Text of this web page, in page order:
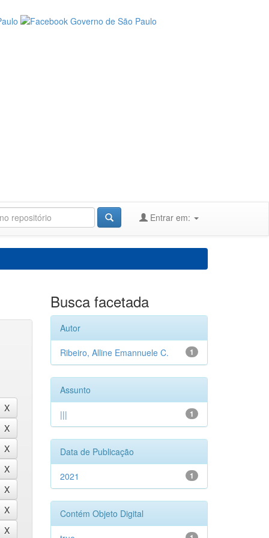
Entrar em:
Busca facetada
Autor
1
Ribeiro, Alline Emannuele C.
Assunto
1
|||
Data de Publicação
1
2021
Contém Objeto Digital